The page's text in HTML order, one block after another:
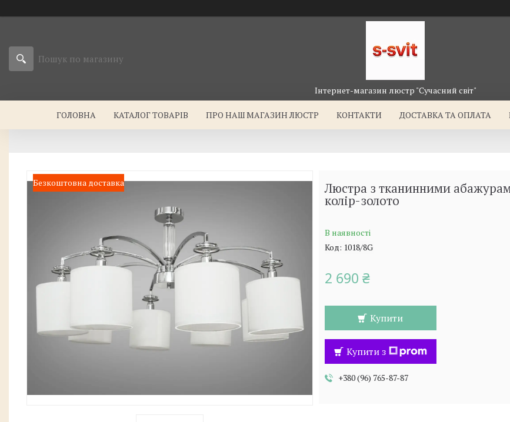
Інтернет-магазин люстр "Сучасний світ"
ГОЛОВНА КАТАЛОГ ТОВАРІВ ПРО НАШ МАГАЗИН ЛЮСТР КОНТАКТИ ДОСТАВКА ТА ОПЛАТА
Безкоштовна доставка Люстра з тканинними
колір-золото
В наявності
Код: 1018/8G
2 690 ₴
Купити
Купити з
+380 (96) 765-87-87